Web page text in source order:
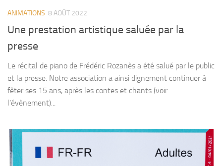
ANIMATIONS 8 AOÛT 2022
Une prestation artistique saluée par la
presse
Le récital de piano de Frédéric Rozanès a été salué par le public
et la presse. Notre association a ainsi dignement continuer à
fêter ses 15 ans, après les contes et chants (voir
l’évènement)...